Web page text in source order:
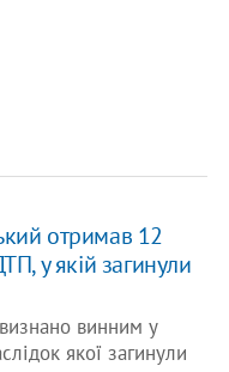
отримав 12
у якій загинули
винним у
якої загинули